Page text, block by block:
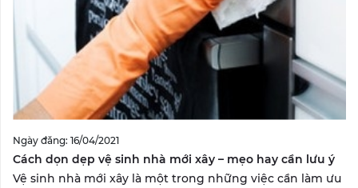
Ngày đăng: 16/04/2021
Cách dọn dẹp vệ sinh nhà mới xây – mẹo hay cần lưu ý
Vệ sinh nhà mới xây là một trong những việc cần làm ưu